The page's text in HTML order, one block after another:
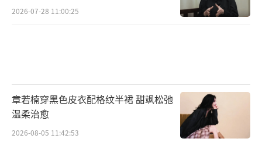
2026-07-28 11:00:25
章若楠穿黑色皮衣配格纹半裙 甜飒松弛
温柔治愈
2026-08-05 11:42:53